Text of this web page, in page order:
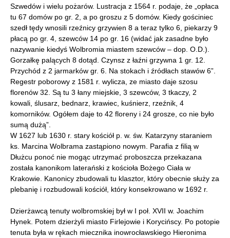
Szwedów i wielu pożarów. Lustracja z 1564 r. podaje, że „opłaca
tu 67 domów po gr. 2, a po groszu z 5 domów. Kiedy gościniec
szedł tędy wnosili rzeźnicy grzywien 8 a teraz tylko 6, piekarzy 9
płacą po gr. 4, szewców 14 po gr. 16 (widać jak zasadne było
nazywanie kiedyś Wolbromia miastem szewców – dop. O.D.).
Gorzałkę palących 8 dotąd. Czynsz z łaźni grzywna 1 gr. 12.
Przychód z 2 jarmarków gr. 6. Na stokach i źródłach stawów 6”.
Regestr poborowy z 1581 r. wylicza, ze miasto daje szosu
florenów 32. Są tu 3 łany miejskie, 3 szewców, 3 tkaczy, 2
kowali, ślusarz, bednarz, krawiec, kuśnierz, rzeźnik, 4
komorników. Ogółem daje to 42 floreny i 24 grosze, co nie było
sumą dużą”.
W 1627 lub 1630 r. stary kościół p. w. św. Katarzyny staraniem
ks. Marcina Wolbrama zastąpiono nowym. Parafia z filią w
Dłużcu ponoć nie mogąc utrzymać proboszcza przekazana
została kanonikom laterański z kościoła Bożego Ciała w
Krakowie. Kanonicy zbudowali tu klasztor, który obecnie służy za
plebanię i rozbudowali kościół, który konsekrowano w 1692 r.
Dzierżawcą tenuty wolbromskiej był w I poł. XVII w. Joachim
Hynek. Potem dzierżyli miasto Firlejowie i Korycińscy. Po potopie
tenuta była w rękach miecznika inowrocławskiego Hieronima